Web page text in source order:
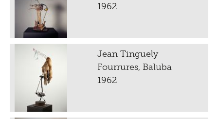
1962
Jean Tinguely
Fourrures, Baluba
1962